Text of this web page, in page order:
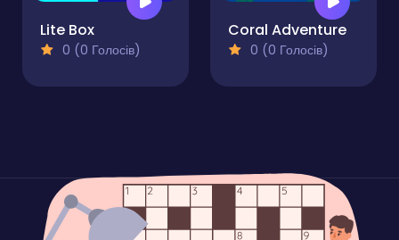
Lite Box
0 (0 Голосів)
Coral Adventure
0 (0 Голосів)